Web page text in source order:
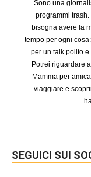
Sono una
programmi
bisogna avere la
tempo per ogni
per un talk polito
Potrei riguardare
Mamma per
viaggiare e
SEGUICI SUI